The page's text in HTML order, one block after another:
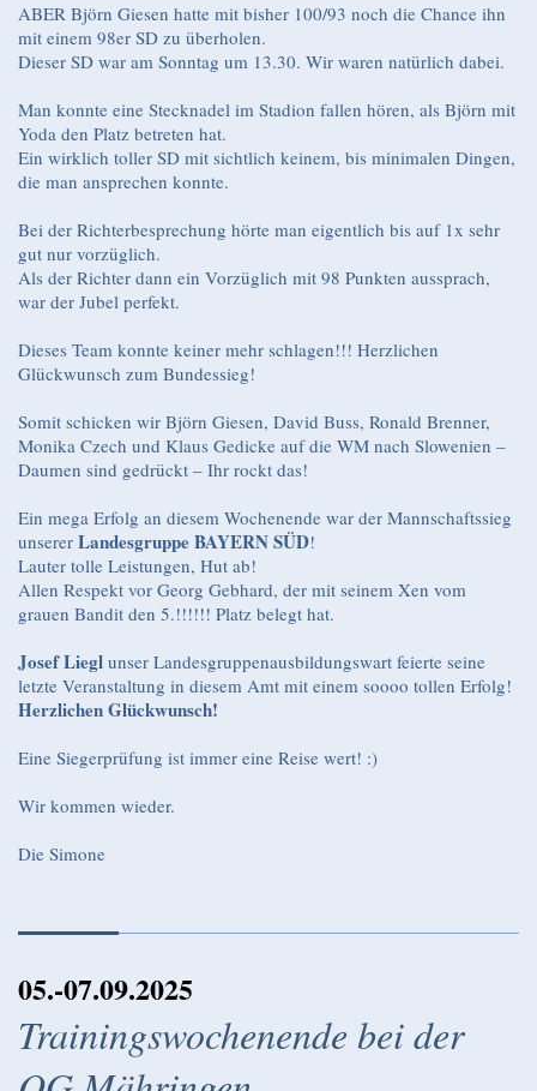
ABER Björn Giesen hatte mit bisher 100/93 noch die Chance ihn
mit einem 98er SD zu überholen.
Dieser SD war am Sonntag um 13.30. Wir waren natürlich dabei.
Man konnte eine Stecknadel im Stadion fallen hören, als Björn mit
Yoda den Platz betreten hat.
Ein wirklich toller SD mit sichtlich keinem, bis minimalen Dingen,
die man ansprechen konnte.
Bei der Richterbesprechung hörte man eigentlich bis auf 1x sehr
gut nur vorzüglich.
Als der Richter dann ein Vorzüglich mit 98 Punkten aussprach,
war der Jubel perfekt.
Dieses Team konnte keiner mehr schlagen!!! Herzlichen
Glückwunsch zum Bundessieg!
Somit schicken wir Björn Giesen, David Buss, Ronald Brenner,
Monika Czech und Klaus Gedicke auf die WM nach Slowenien –
Daumen sind gedrückt – Ihr rockt das!
Ein mega Erfolg an diesem Wochenende war der Mannschaftssieg
unserer Landesgruppe BAYERN SÜD!
Lauter tolle Leistungen, Hut ab!
Allen Respekt vor Georg Gebhard, der mit seinem Xen vom
grauen Bandit den 5.!!!!!! Platz belegt hat.
Josef Liegl unser Landesgruppenausbildungswart feierte seine
letzte Veranstaltung in diesem Amt mit einem soooo tollen Erfolg!
Herzlichen Glückwunsch!
Eine Siegerprüfung ist immer eine Reise wert! :)
Wir kommen wieder.
Die Simone
05.-07.09.2025
Trainingswochenende bei der